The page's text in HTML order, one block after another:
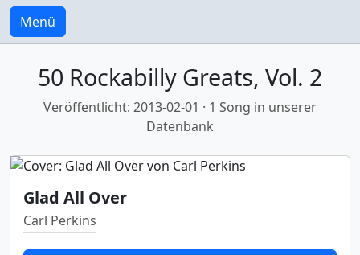
Menü
50 Rockabilly Greats, Vol. 2
Veröffentlicht: 2013-02-01 · 1 Song in unserer
Datenbank
Glad All Over
Carl Perkins